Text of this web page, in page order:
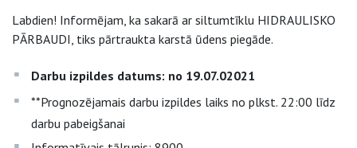
Labdien! Informējam, ka sakarā ar siltumtīklu HIDRAULISKO
PĀRBAUDI, tiks pārtraukta karstā ūdens piegāde.
Darbu izpildes datums: no 19.07.02021
**Prognozējamais darbu izpildes laiks no plkst. 22:00 līdz
darbu pabeigšanai